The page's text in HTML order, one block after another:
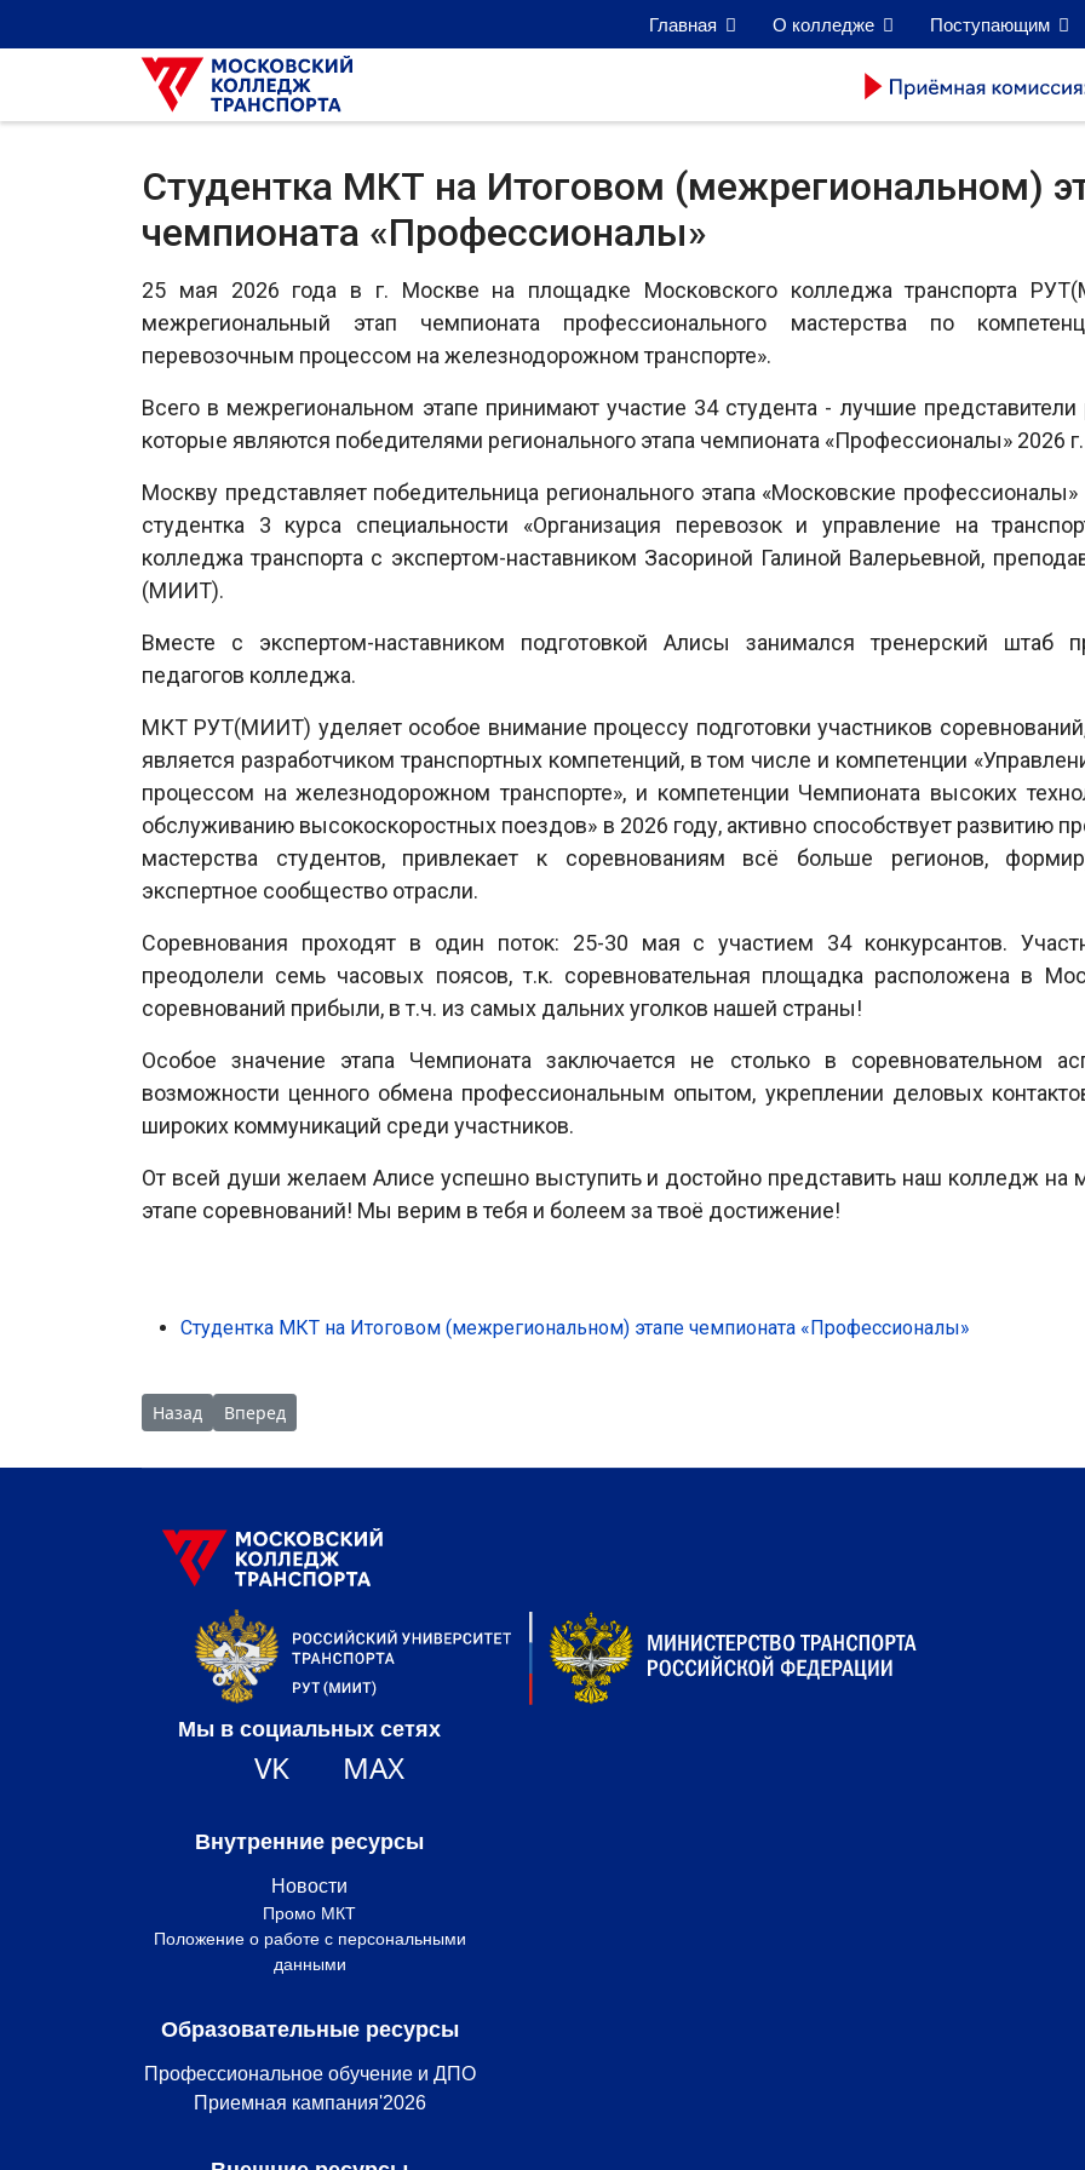
Главная О колледже Поступающим
Студентка МКТ на Итоговом (межрегиональном)
чемпионата «Профессионалы»
25 мая 2026 года в г. Москве на площадке Московского колледжа транспорта
межрегиональный этап чемпионата профессионального мастерства по
перевозочным процессом на железнодорожном транспорте».
Всего в межрегиональном этапе принимают участие 34 студента - лучшие представители
которые являются победителями регионального этапа чемпионата «Профессионалы» 2026 г.
Москву представляет победительница регионального этапа «Московские
студентка 3 курса специальности «Организация перевозок и управление на
колледжа транспорта с экспертом-наставником Засориной Галиной Валерьевной,
(МИИТ).
Вместе с экспертом-наставником подготовкой Алисы занимался тренерский штаб
педагогов колледжа.
МКТ РУТ(МИИТ) уделяет особое внимание процессу подготовки участников
является разработчиком транспортных компетенций, в том числе и компетенции
процессом на железнодорожном транспорте», и компетенции Чемпионата высоких
обслуживанию высокоскоростных поездов» в 2026 году, активно способствует развитию
мастерства студентов, привлекает к соревнованиям всё больше регионов,
экспертное сообщество отрасли.
Соревнования проходят в один поток: 25-30 мая с участием 34 конкурсантов.
преодолели семь часовых поясов, т.к. соревновательная площадка расположена в
соревнований прибыли, в т.ч. из самых дальних уголков нашей страны!
Особое значение этапа Чемпионата заключается не столько в соревновательном
возможности ценного обмена профессиональным опытом, укреплении деловых
широких коммуникаций среди участников.
От всей души желаем Алисе успешно выступить и достойно представить наш колледж на
этапе соревнований! Мы верим в тебя и болеем за твоё достижение!
Студентка МКТ на Итоговом (межрегиональном) этапе чемпионата «Профессионалы»
Предыдущий: В РУТ (МИИТ) состоялась торжественная церемония открытия Итогового (межрегионального)
Назад Следующий: День экспертов на итоговом (межрегиональном) этапе чемпионата «Профессионалы»:
Вперед
Мы в социальных сетях
VK MAX
Внутренние ресурсы
Новости
Промо МКТ
Положение о работе с персональными
данными
Образовательные ресурсы
Профессиональное обучение и ДПО
Приемная кампания'2026